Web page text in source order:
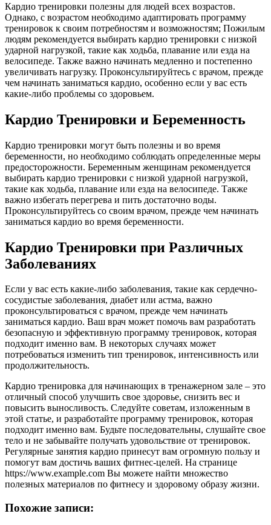
Кардио тренировки полезны для людей всех возрастов.
Однако, с возрастом необходимо адаптировать программу
тренировок к своим потребностям и возможностям; Пожилым
людям рекомендуется выбирать кардио тренировки с низкой
ударной нагрузкой, такие как ходьба, плавание или езда на
велосипеде. Также важно начинать медленно и постепенно
увеличивать нагрузку. Проконсультируйтесь с врачом, прежде
чем начинать заниматься кардио, особенно если у вас есть
какие-либо проблемы со здоровьем.
Кардио Тренировки и Беременность
Кардио тренировки могут быть полезны и во время
беременности, но необходимо соблюдать определенные меры
предосторожности. Беременным женщинам рекомендуется
выбирать кардио тренировки с низкой ударной нагрузкой,
такие как ходьба, плавание или езда на велосипеде. Также
важно избегать перегрева и пить достаточно воды.
Проконсультируйтесь со своим врачом, прежде чем начинать
заниматься кардио во время беременности.
Кардио Тренировки при Различных
Заболеваниях
Если у вас есть какие-либо заболевания, такие как сердечно-
сосудистые заболевания, диабет или астма, важно
проконсультироваться с врачом, прежде чем начинать
заниматься кардио. Ваш врач может помочь вам разработать
безопасную и эффективную программу тренировок, которая
подходит именно вам. В некоторых случаях может
потребоваться изменить тип тренировок, интенсивность или
продолжительность.
Кардио тренировка для начинающих в тренажерном зале – это
отличный способ улучшить свое здоровье, снизить вес и
повысить выносливость. Следуйте советам, изложенным в
этой статье, и разработайте программу тренировок, которая
подходит именно вам. Будьте последовательны, слушайте свое
тело и не забывайте получать удовольствие от тренировок.
Регулярные занятия кардио принесут вам огромную пользу и
помогут вам достичь ваших фитнес-целей. На странице
https://www.example.com Вы можете найти множество
полезных материалов по фитнесу и здоровому образу жизни.
Похожие записи: